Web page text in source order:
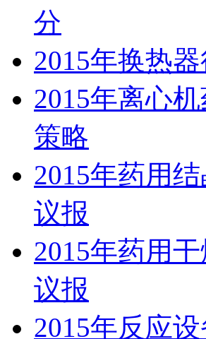
分
2015年换热
2015年离心
策略
2015年药用
议报
2015年药用
议报
2015年反应